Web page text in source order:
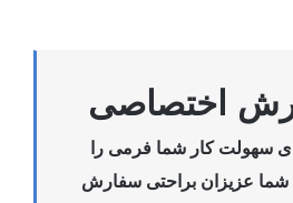
اختصاصی
سهولت کار شما فرمی را
شما عزیزان براحتی سفارش